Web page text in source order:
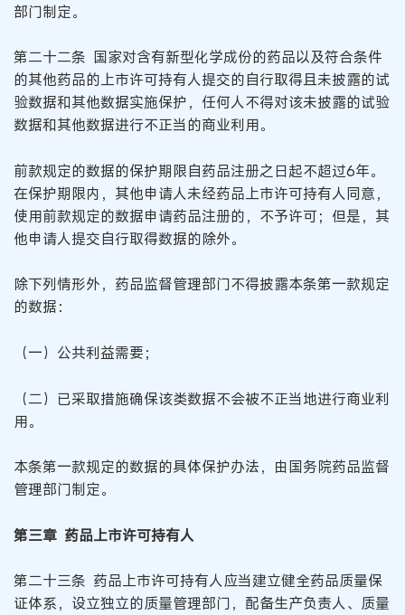
部门制定。
第二十二条 国家对含有新型化学成份的药品以及符合条件
的其他药品的上市许可持有人提交的自行取得且未披露的试
验数据和其他数据实施保护，任何人不得对该未披露的试验
数据和其他数据进行不正当的商业利用。
前款规定的数据的保护期限自药品注册之日起不超过6年。
在保护期限内，其他申请人未经药品上市许可持有人同意，
使用前款规定的数据申请药品注册的，不予许可；但是，其
他申请人提交自行取得数据的除外。
除下列情形外，药品监督管理部门不得披露本条第一款规定
的数据：
（一）公共利益需要；
（二）已采取措施确保该类数据不会被不正当地进行商业利
用。
本条第一款规定的数据的具体保护办法，由国务院药品监督
管理部门制定。
第三章 药品上市许可持有人
第二十三条 药品上市许可持有人应当建立健全药品质量保
证体系，设立独立的质量管理部门，配备生产负责人、质量